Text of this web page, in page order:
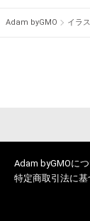
保有者、その
三者のライセ
◎書籍表紙
◎2022  「Non
◎2021   「國分
   〜汝が愛でるもの 汝を愛でるもの〜」
Adam byGMO イラ
Adam byGMOに
特定商取引法に